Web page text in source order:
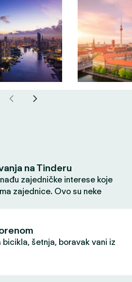
na Tinderu
zajedničke interese koje
zajednice. Ovo su neke
bicikla, šetnja, boravak vani iz